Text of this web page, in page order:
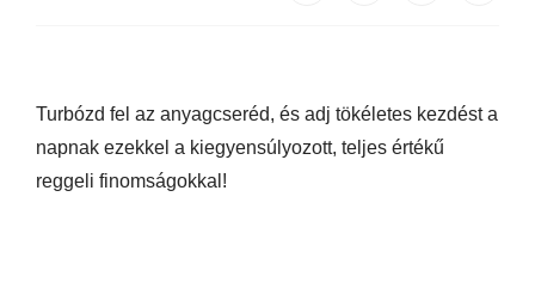
Turbózd fel az anyagcseréd, és adj tökéletes kezdést a
napnak ezekkel a kiegyensúlyozott, teljes értékű
reggeli finomságokkal!